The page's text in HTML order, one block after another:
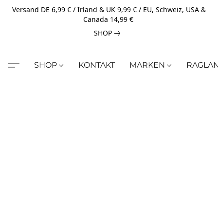
Versand DE 6,99 € / Irland & UK 9,99 € / EU, Schweiz, USA &
Canada 14,99 €
SHOP
SHOP KONTAKT MARKEN